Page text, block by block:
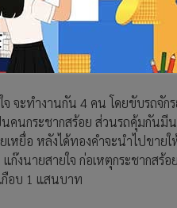
ด้กระชากสร้อยคอทองคำหนัก 1
ยให้ร้านทองในห้างสรรพสินค้าชื่
จะทำงานกัน 4 คน โดยขับรถจั
คนกระชากสร้อย ส่วนรถคุ้มกัน
เหยื่อ หลังได้ทองคำจะนำไปขา
ก๊งนายสายใจ ก่อเหตุกระชากสร้
กือบ 1 แสนบาท